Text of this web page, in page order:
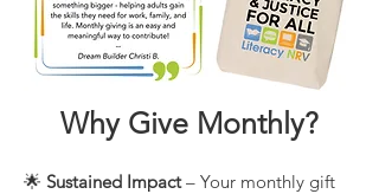
Why Give Monthly?
🌟 Sustained Impact– Your monthly gift